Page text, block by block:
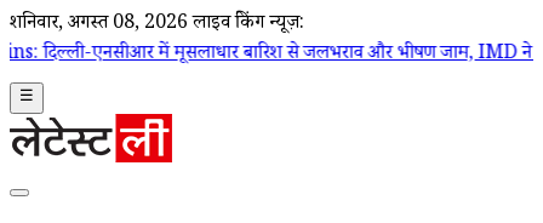
शनिवार, अगस्त 08, 2026 लाइव ब्रेकिंग न्यूज़:
में मूसलाधार बारिश से जलभराव और भीषण जाम, IMD ने जारी किया
☰